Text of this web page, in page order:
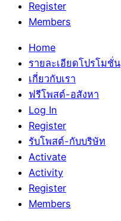
Register
Members
Home
รายละเอียดโปรโมชั่น
เกี่ยวกับเรา
ฟรีโพสต์-อสังหา
Log In
Register
รับโพสต์-กับบริษัท
Activate
Activity
Register
Members